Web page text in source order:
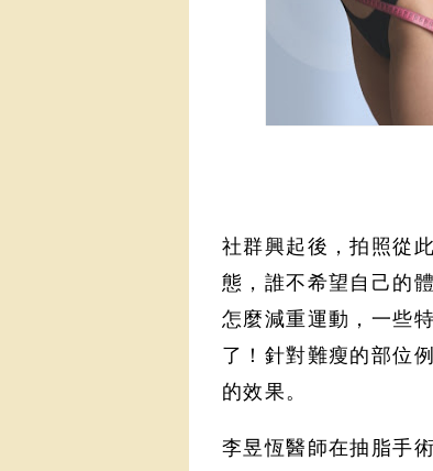
社群興起後，拍照從
態，誰不希望自己的
怎麼減重運動，一些
了！針對難瘦的部位
的效果。
李昱恆醫師在抽脂手